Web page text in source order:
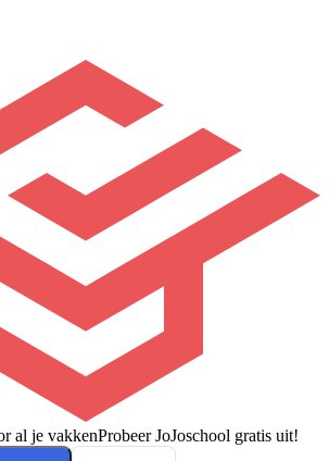
al je vakkenProbeer JoJoschool gratis uit!